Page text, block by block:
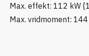
Max. effekt: 112 kW
Max. vridmoment: